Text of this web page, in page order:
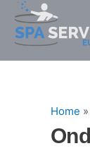
naar
inhoud
Home »